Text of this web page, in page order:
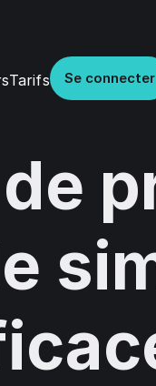
Tarifs Se connecter